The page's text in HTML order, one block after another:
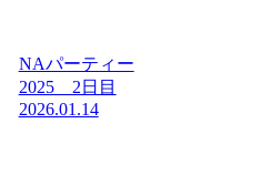
NAパーティー
2025 2日目
2026.01.14